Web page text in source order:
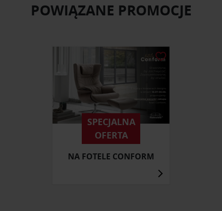
POWIĄZANE PROMOCJE
SPECJALNA
OFERTA
NA FOTELE CONFORM